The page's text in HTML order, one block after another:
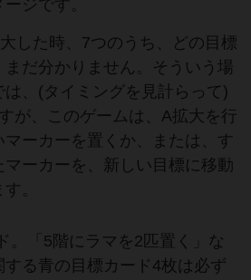
ジです。
した時、7つのうち、どの目標
だ分かりません。そういう場
、(タイミングを見計らって)
が、このゲームは、A拡大を行
ーカーを置くか、または、す
ーカーを、新しい目標に移動
。
。「5階にラマを2匹置く」な
する青の目標カード4枚は必ず